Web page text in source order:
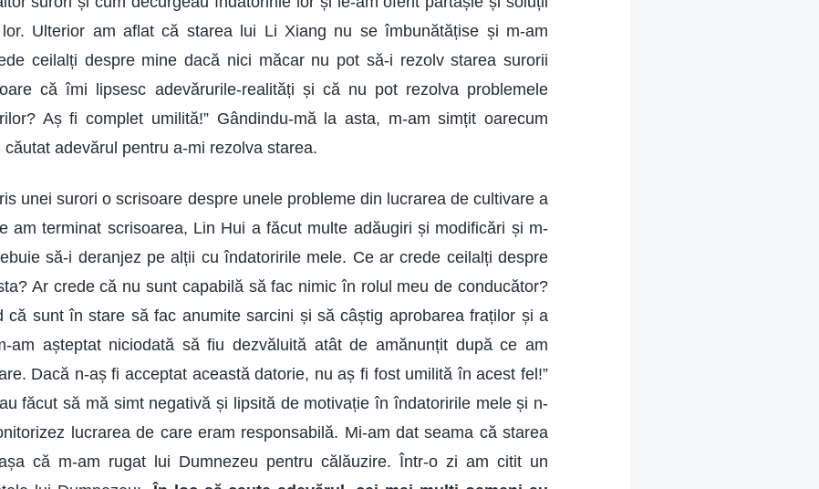
lor. Ulterior am aflat că starea lui Li Xiang nu se îmbunătățise și m-am
ceilalți despre mine dacă nici măcar nu pot să-i rezolv starea surorii
că îmi lipsesc adevărurile-realități și că nu pot rezolva problemele
Aș fi complet umilită!” Gândindu-mă la asta, m-am simțit oarecum
adevărul pentru a-mi rezolva starea.
unei surori o scrisoare despre unele probleme din lucrarea de cultivare a
am terminat scrisoarea, Lin Hui a făcut multe adăugiri și modificări și m-
să-i deranjez pe alții cu îndatoririle mele. Ce ar crede ceilalți despre
Ar crede că nu sunt capabilă să fac nimic în rolul meu de conducător?
că sunt în stare să fac anumite sarcini și să câștig aprobarea fraților și a
am așteptat niciodată să fiu dezvăluită atât de amănunțit după ce am
Dacă n-aș fi acceptat această datorie, nu aș fi fost umilită în acest fel!”
făcut să mă simt negativă și lipsită de motivație în îndatoririle mele și n-
lucrarea de care eram responsabilă. Mi-am dat seama că starea
că m-am rugat lui Dumnezeu pentru călăuzire. Într-o zi am citit un